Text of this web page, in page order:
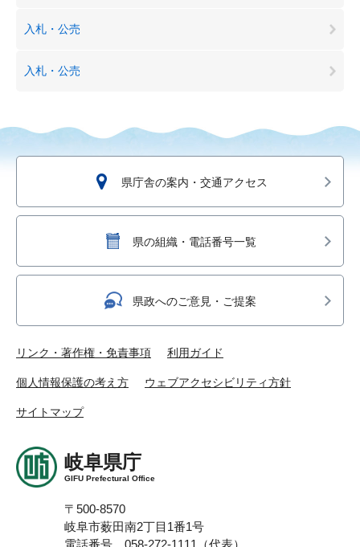
入札・公売
入札・公売
県庁舎の案内・交通アクセス
県の組織・電話番号一覧
県政へのご意見・ご提案
リンク・著作権・免責事項 利用ガイド
個人情報保護の考え方 ウェブアクセシビリティ方針
サイトマップ
岐阜県庁
GIFU Prefectural Office
〒500-8570
岐阜市薮田南2丁目1番1号
電話番号 058-272-1111（代表）